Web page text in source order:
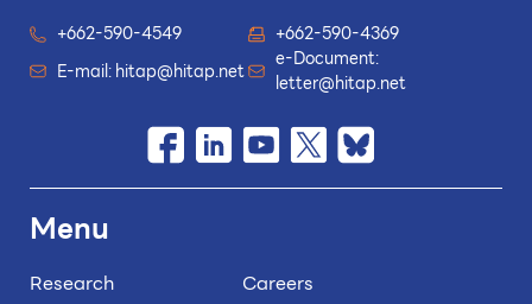
+662-590-4549
+662-590-4369
E-mail:hitap@hitap.net
e-Document:
letter@hitap.net
Menu
Research
Careers